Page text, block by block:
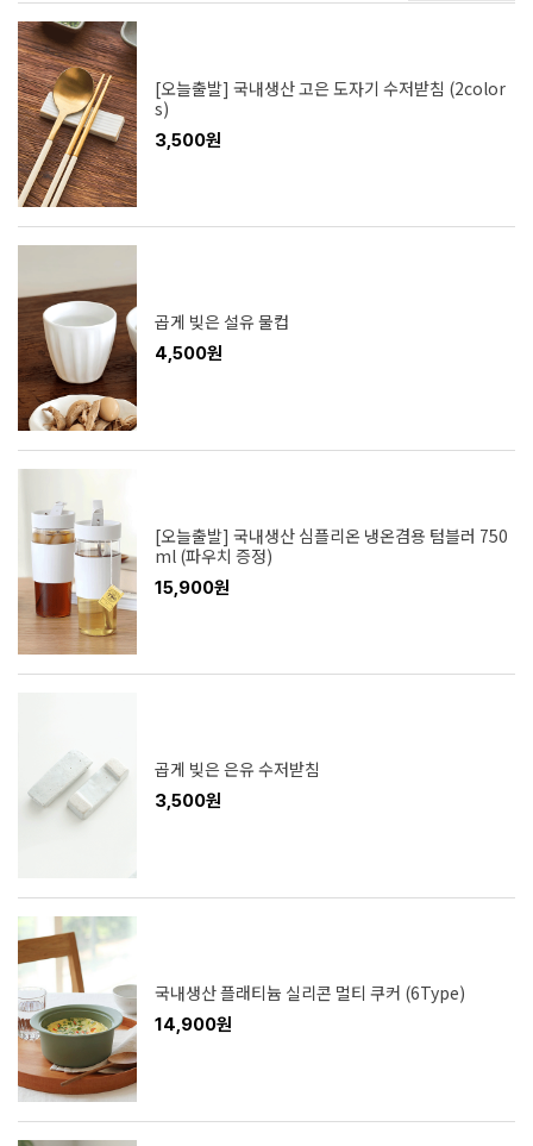
[오늘출발] 국내생산 고은 도자기 수저받침 (2color
s)
3,500원
곱게 빚은 설유 물컵
4,500원
[오늘출발] 국내생산 심플리온 냉온겸용 텀블러 750
ml (파우치 증정)
15,900원
곱게 빚은 은유 수저받침
3,500원
국내생산 플래티늄 실리콘 멀티 쿠커 (6Type)
14,900원